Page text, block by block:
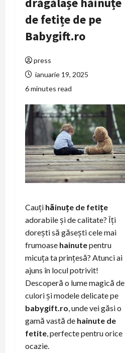
de fetițe de pe
Babygift.ro
press
ianuarie 19, 2025
6 minutes read
Cauți hăinuțe de fetițe
adorabile și de calitate? Îți
dorești să găsești cele mai
frumoase hainutepentru
micuța ta prințesă? Atunci ai
ajuns în locul potrivit!
Descoperă o lume magică de
culori și modele delicate pe
babygift.ro, unde vei găsi o
gamă vastă de hainute de
fetite, perfecte pentru orice
ocazie.